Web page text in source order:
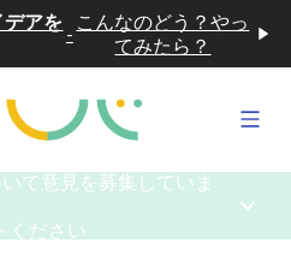
アを - こんなのどう？やっ
てみたら？
メイ
て意見を募集していま
ください
メイ